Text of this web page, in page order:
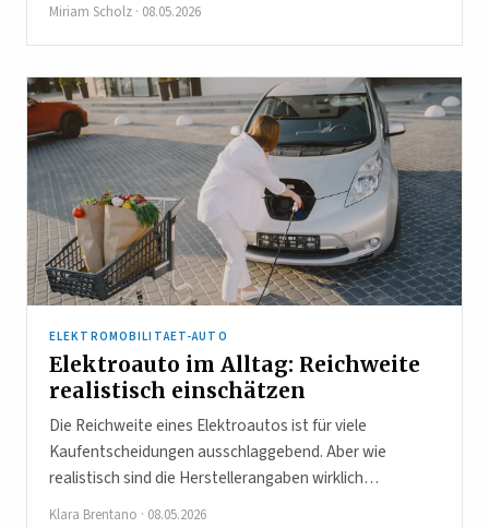
Miriam Scholz · 08.05.2026
ELEKTROMOBILITAET-AUTO
Elektroauto im Alltag: Reichweite
realistisch einschätzen
Die Reichweite eines Elektroautos ist für viele
Kaufentscheidungen ausschlaggebend. Aber wie
realistisch sind die Herstellerangaben wirklich…
Klara Brentano · 08.05.2026